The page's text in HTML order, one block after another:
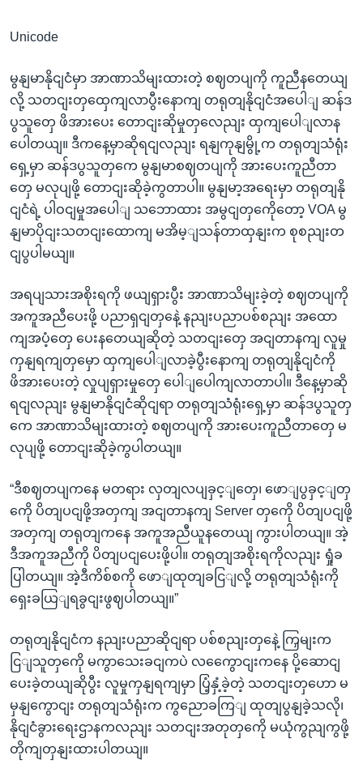
Unicode
မွနျမာနိုငျငံမှာ အာဏာသိမျးထားတဲ့ စဈတပျကို ကူညီနတေယျ
လို့ သတငျးတှထှေကျလာပွီးနောကျ တရုတျနိုငျငံအပေါျ ဆန်ဒ
ပွသူတှေ ဖိအားပေး တောငျးဆိုမှုတှလေညျး ထှကျပေါျလာန
ပေါတယျ။ ဒီကနေ့မှာဆိုရငျလညျး ရနျကုနျမွို့က တရုတျသံရုံး
ရှေ့မှာ ဆန်ဒပွသူတှကေ မွနျမာစဈတပျကို အားပေးကူညီတာ
တှေ မလုပျဖို့ တောငျးဆိုခဲ့ကွတာပါ။ မွနျမာ့အရေးမှာ တရုတျနို
ငျငံရဲ့ ပါဝငျမှုအပေါျ သဘောထား အမွငျတှကေိုတော့ VOA မွ
နျမာပိုငျးသတငျးထောကျ မအိမ့ျသန်တာထှနျးက စုစညျးတ
ငျပွပါမယျ။
အရပျသားအစိုးရကို ဖယျရှားပွီး အာဏာသိမျးခဲ့တဲ့ စဈတပျကို
အကူအညီပေးဖို့ ပညာရှငျတှနေဲ့ နညျးပညာပစ်စညျး အထော
ကျအပံ့တှေ ပေးနတေယျဆိုတဲ့ သတငျးတှေ အငျတာနကျ လူမှု
ကှနျရကျတှမှော ထှကျပေါျလာခဲ့ပွီးနောကျ တရုတျနိုငျငံကို
ဖိအားပေးတဲ့ လှုပျရှားမှုတှေ ပေါျပေါကျလာတာပါ။ ဒီနေ့မှာဆို
ရငျလညျး မွနျမာနိုငျငံဆိုငျရာ တရုတျသံရုံးရှေ့မှာ ဆန်ဒပွသူတှ
ကေ အာဏာသိမျးထားတဲ့ စဈတပျကို အားပေးကူညီတာတှေ မ
လုပျဖို့ တောငျးဆိုခဲ့ကွပါတယျ။
“ဒီစဈတပျကနေ မတရား လှတျလပျခှင့ျတှေ၊ ဖောျပွခှင့ျတှ
ကေို ပိတျပငျဖို့အတှကျ အငျတာနကျ Server တှကေို ပိတျပငျဖို့
အတှကျ တရုတျကနေ အကူအညီယူနတေယျ ကွားပါတယျ။ အဲ့
ဒီအကူအညီကို ပိတျပငျပေးဖို့ပါ။ တရုတျအစိုးရကိုလညျး ရှုံခ
ပြါတယျ။ အဲ့ဒီကိစ်စကို ဖောျထုတျခငြျလို့ တရုတျသံရုံးကို
ရှေးခယြျရခွငျးဖွဈပါတယျ။”
တရုတျနိုငျငံက နညျးပညာဆိုငျရာ ပစ်စညျးတှနေဲ့ ကြှမျးက
ငြျသူတှကေို မကွာသေးခငျကပဲ လကွေောငျးကနေ ပို့ဆောငျ
ပေးခဲ့တယျဆိုပွီး လူမှုကှနျရကျမှာ ပြံ့နှံ့ခဲ့တဲ့ သတငျးတှဟော မ
မှနျကွောငျး တရုတျသံရုံးက ကွညောခကြျ ထုတျပွနျခဲ့သလို၊
နိုငျငံခွားရေးဌာနကလညျး သတငျးအတုတှကေို မယုံကွညျကွဖို့
တိုကျတှနျးထားပါတယျ။